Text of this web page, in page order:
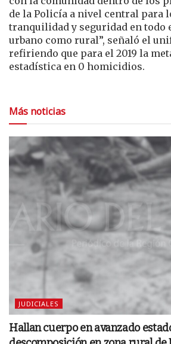
de la Policía a nivel central para
tranquilidad y seguridad en todo
urbano como rural”, señaló el
refiriendo que para el 2019 la
estadística en 0 homicidios.
Más noticias
JUDICIALES
Hallan cuerpo en avanzado